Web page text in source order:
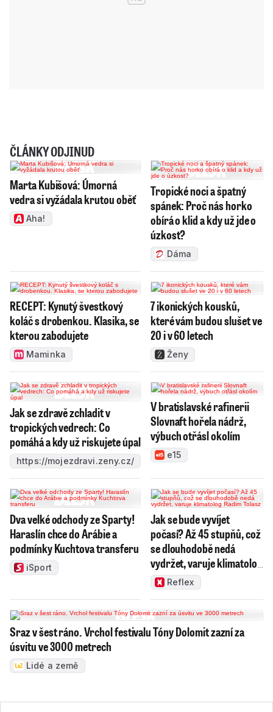
ČLÁNKY ODJINUD
Marta Kubišová: Úmorná
vedra si vyžádala krutou oběť
Aha!
Tropické noci a špatný
spánek: Proč nás horko
obírá o klid a kdy už jde o
úzkost?
Dáma
RECEPT: Kynutý švestkový
koláč s drobenkou. Klasika, se
kterou zabodujete
Maminka
7 ikonických kousků,
které vám budou slušet ve
20 i v 60 letech
Ženy
Jak se zdravě zchladit v
tropických vedrech: Co
pomáhá a kdy už riskujete úpal
https://mojezdravi.zeny.cz/
V bratislavské rafinerii
Slovnaft hořela nádrž,
výbuch otřásl okolím
e15
Dva velké odchody ze Sparty!
Haraslín chce do Arábie a
podmínky Kuchtova transferu
iSport
Jak se bude vyvíjet
počasí? Až 45 stupňů, což
se dlouhodobě nedá
vydržet, varuje klimatolog
Radim Tolasz
Reflex
Sraz v šest ráno. Vrchol festivalu Tóny Dolomit zazní za
úsvitu ve 3000 metrech
Lidé a země